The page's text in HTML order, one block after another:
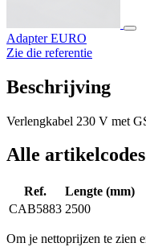
Adapter EURO
Zie die referentie
Beschrijving
Verlengkabel 230 V met
Alle artikelcodes
Ref.
Lengte (mm)
CAB5883 2500
Om je nettoprijzen te zien